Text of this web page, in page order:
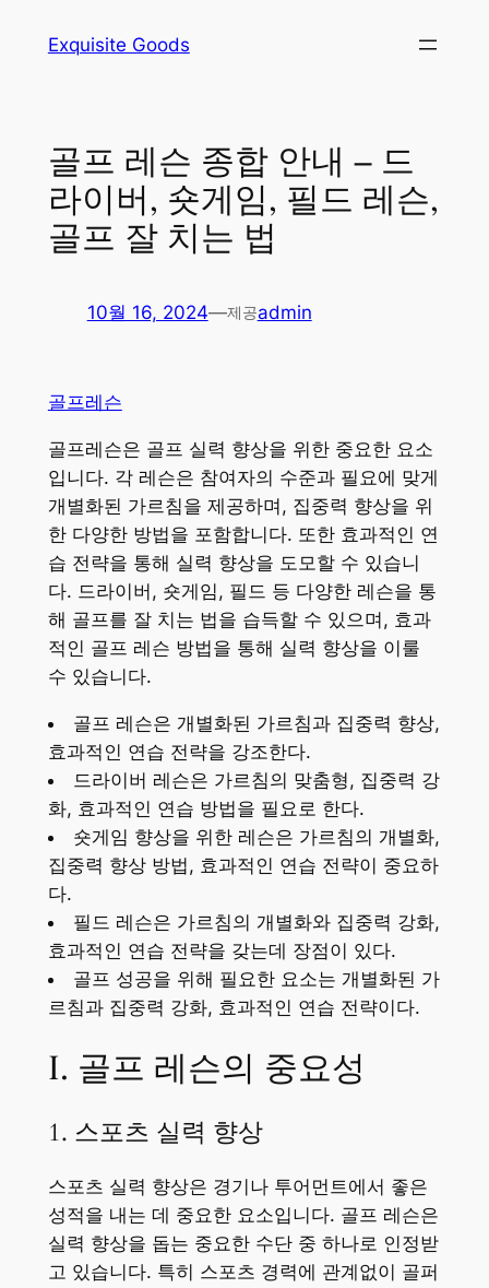
Exquisite Goods
골프 레슨 종합 안내 – 드
라이버, 숏게임, 필드 레슨,
골프 잘 치는 법
10월 16, 2024—제공admin
골프레슨
골프레슨은 골프 실력 향상을 위한 중요한 요소
입니다. 각 레슨은 참여자의 수준과 필요에 맞게
개별화된 가르침을 제공하며, 집중력 향상을 위
한 다양한 방법을 포함합니다. 또한 효과적인 연
습 전략을 통해 실력 향상을 도모할 수 있습니
다. 드라이버, 숏게임, 필드 등 다양한 레슨을 통
해 골프를 잘 치는 법을 습득할 수 있으며, 효과
적인 골프 레슨 방법을 통해 실력 향상을 이룰
수 있습니다.
골프 레슨은 개별화된 가르침과 집중력 향상,
효과적인 연습 전략을 강조한다.
드라이버 레슨은 가르침의 맞춤형, 집중력 강
화, 효과적인 연습 방법을 필요로 한다.
숏게임 향상을 위한 레슨은 가르침의 개별화,
집중력 향상 방법, 효과적인 연습 전략이 중요하
다.
필드 레슨은 가르침의 개별화와 집중력 강화,
효과적인 연습 전략을 갖는데 장점이 있다.
골프 성공을 위해 필요한 요소는 개별화된 가
르침과 집중력 강화, 효과적인 연습 전략이다.
I. 골프 레슨의 중요성
1. 스포츠 실력 향상
스포츠 실력 향상은 경기나 투어먼트에서 좋은
성적을 내는 데 중요한 요소입니다. 골프 레슨은
실력 향상을 돕는 중요한 수단 중 하나로 인정받
고 있습니다. 특히 스포츠 경력에 관계없이 골퍼